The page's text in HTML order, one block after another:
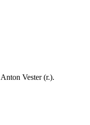
Vester (r.).